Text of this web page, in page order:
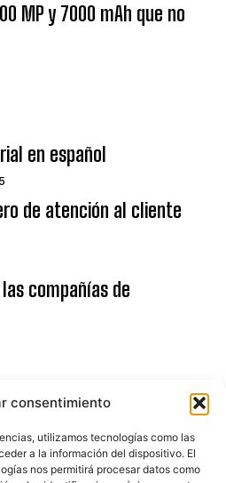
consentimiento
utilizamos tecnologías como las
a la información del dispositivo. El
nos permitirá procesar datos como
MP y 7000 mAh que no
en español
de atención al cliente
compañías de
DEL CANAL